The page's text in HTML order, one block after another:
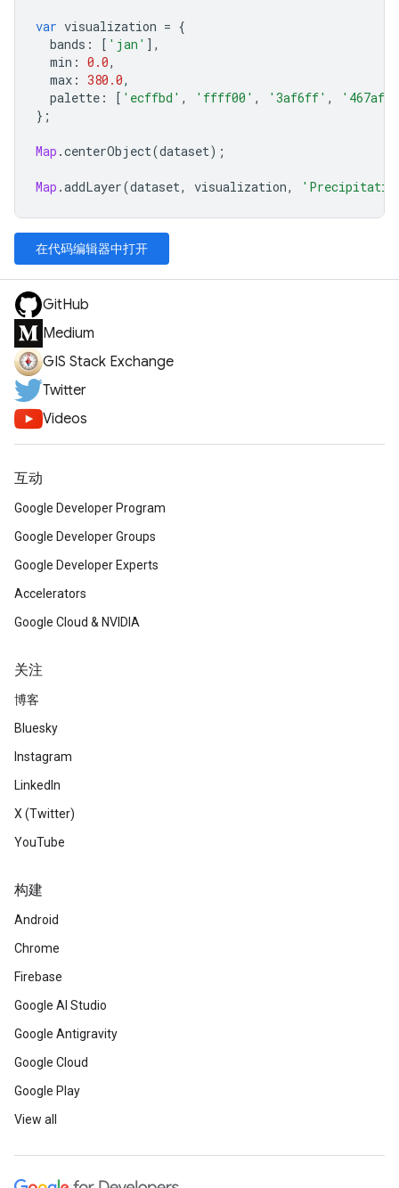
var visualization = {
bands : [ 'jan' ],
min : 0.0,
max : 380.0,
palette : [ 'ecffbd' , 'ffff00' , '3af6ff' ,
'467aff'
};
Map .centerObject(dataset);
Map .addLayer(dataset, visualization,
在代码编辑器中打开
GitHub
Medium
GIS Stack Exchange
Twitter
Videos
互动
Google Developer Program
Google Developer Groups
Google Developer Experts
Accelerators
Google Cloud & NVIDIA
关注
博客
Bluesky
Instagram
LinkedIn
X (Twitter)
YouTube
构建
Android
Chrome
Firebase
Google AI Studio
Google Antigravity
Google Cloud
Google Play
View all